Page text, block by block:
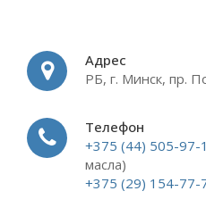
Адрес
РБ, г. Минск, пр.
Телефон
+375 (44) 505-97-
масла)
+375 (29) 154-77-